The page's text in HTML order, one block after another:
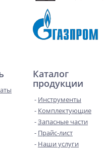
Каталог
продукции
Инструменты
Комплектующие
Запасные части
Прайс-лист
Наши услуги